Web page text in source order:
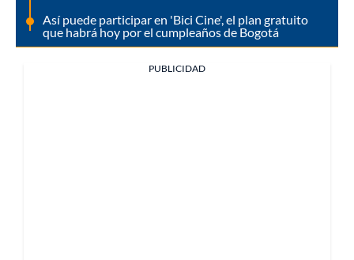
Así puede participar en 'Bici Cine', el plan gratuito
que habrá hoy por el cumpleaños de Bogotá
PUBLICIDAD